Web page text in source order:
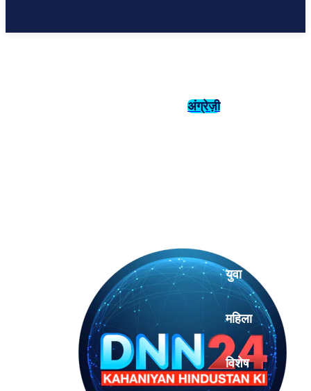
अंग्रेज़ी
युवा
महिला
विशेष